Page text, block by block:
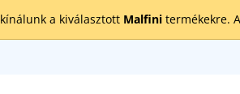
kínálunk a kiválasztott Malfini termékekre.